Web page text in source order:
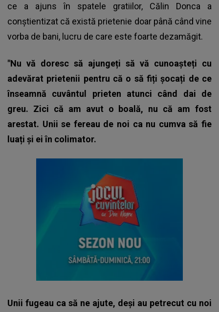
ce a ajuns în spatele gratiilor, Călin Donca a
conștientizat că există prietenie doar până când vine
vorba de bani, lucru de care este foarte dezamăgit.
"Nu vă doresc să ajungeți să vă cunoașteți cu
adevărat prietenii pentru că o să fiți șocați de ce
înseamnă cuvântul prieten atunci când dai de
greu. Zici că am avut o boală, nu că am fost
arestat. Unii se fereau de noi ca nu cumva să fie
luați și ei în colimator.
Unii fugeau ca să ne ajute, deși au petrecut cu noi